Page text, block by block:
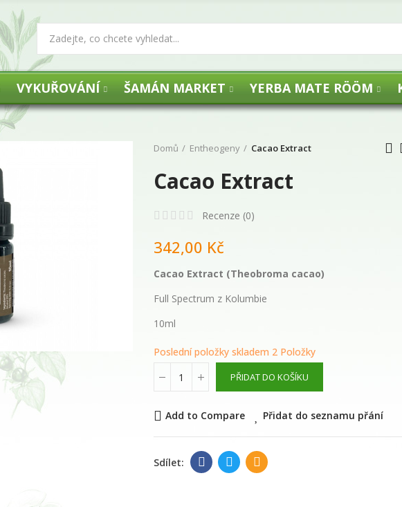
VYKUŘOVÁNÍ ŠAMÁN MARKET YERBA MATE RÖÖM
Domů Entheogeny Cacao Extract
Cacao Extract
Recenze (0)
342,00 Kč
Cacao Extract (Theobroma cacao)
Full Spectrum z Kolumbie
10ml
Poslední položky skladem 2 Položky
PŘIDAT DO KOŠÍKU
Add to Compare Přidat do seznamu přání
listy 100g